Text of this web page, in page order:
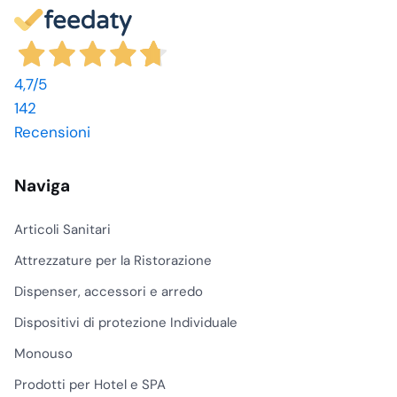
per superfici medicali da
750 ml, da valutare in
base alla destinazione
d’uso indicata in scheda
tecnica.
Categorie
La parte più
gamma LH riguarda i
professionale, cioè
prodotti destinati a
superfici lavabili, arredi
tecnici, piani di lavoro e
zone operative. Per
ristoranti, mense e
4,7/5
142
Recensioni
Naviga
Articoli Sanitari
Attrezzature per la Ristorazione
Dispenser, accessori e arredo
Dispositivi di protezione Individuale
Monouso
Prodotti per Hotel e SPA